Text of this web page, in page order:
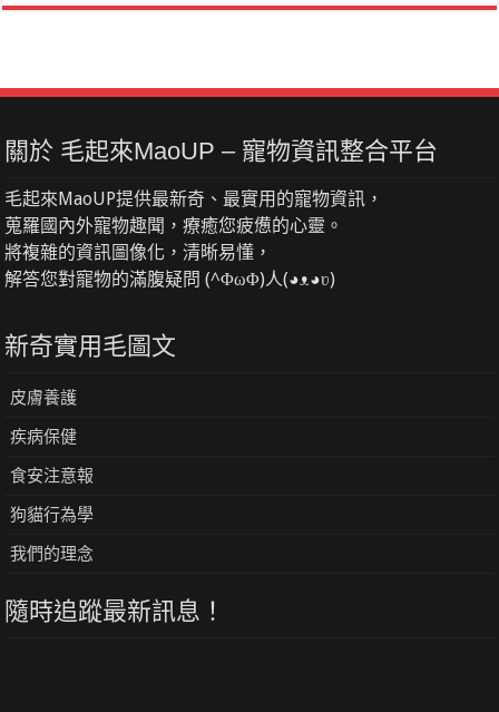
關於 毛起來MaoUP – 寵物資訊整合平台
毛起來MaoUP提供最新奇、最實用的寵物資訊，
蒐羅國內外寵物趣聞，療癒您疲憊的心靈。
將複雜的資訊圖像化，清晰易懂，
解答您對寵物的滿腹疑問 (^ΦωΦ)人(◕ᴥ◕ʋ)
新奇實用毛圖文
皮膚養護
疾病保健
食安注意報
狗貓行為學
我們的理念
隨時追蹤最新訊息！